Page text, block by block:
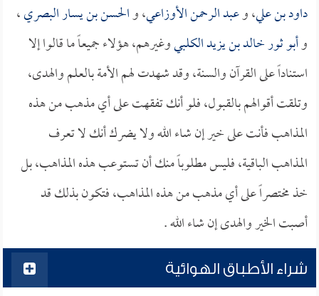
داود بن علي، وعبد الرحمن الأوزاعي، والحسن بن يسار البصري،
وأبو ثور خالد بن يزيد الكلبيوغيرهم، هؤلاء جميعاً ما قالوا إلا
استناداً على القرآن والسنة، وقد شهدت لهم الأمة بالعلم والهدى،
وتلقت أقوالهم بالقبول، فلو أنك تفقهت على أي مذهب من هذه
المذاهب فأنت على خير إن شاء الله ولا يضرك أنك لا تعرف
المذاهب الباقية، فليس مطلوباً منك أن تستوعب هذه المذاهب، بل
خذ مختصراً على أي مذهب من هذه المذاهب، فتكون بذلك قد
أصبت الخير والهدى إن شاء الله .
شراء الأطباق الهوائية